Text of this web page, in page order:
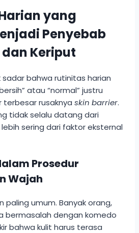
yang
Penyebab
Keriput
sadar bahwa rutinitas harian
atau “normal” justru
rusaknya skin barrier.
tidak selalu datang dari
sering dari faktor eksternal
Prosedur
Wajah
paling umum. Banyak orang,
bermasalah dengan komedo
bahwa kulit harus terasa